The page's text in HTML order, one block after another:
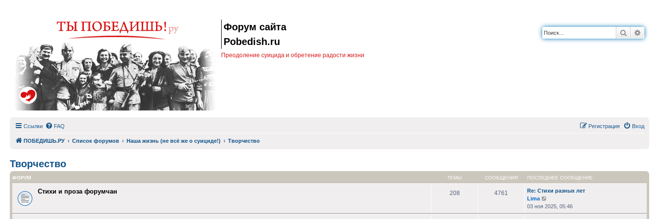
Форум сайта
Pobedish.ru
Преодоление суицида и обретение радости жизни
Поиск
Ссылки FAQ Вход
Регистрация
ПОБЕДИШЬ.РУ Список форумов Наша жизнь (не всё же о суициде!) Творчество
Творчество
ФОРУМ ТЕМЫ СООБЩЕНИЯ ПОСЛЕДНЕЕ СООБЩЕНИЕ
Стихи и проза форумчан 208 4761
Re: Стихи разных лет
Lima
к
последнему
03 ноя 2025, 05:46